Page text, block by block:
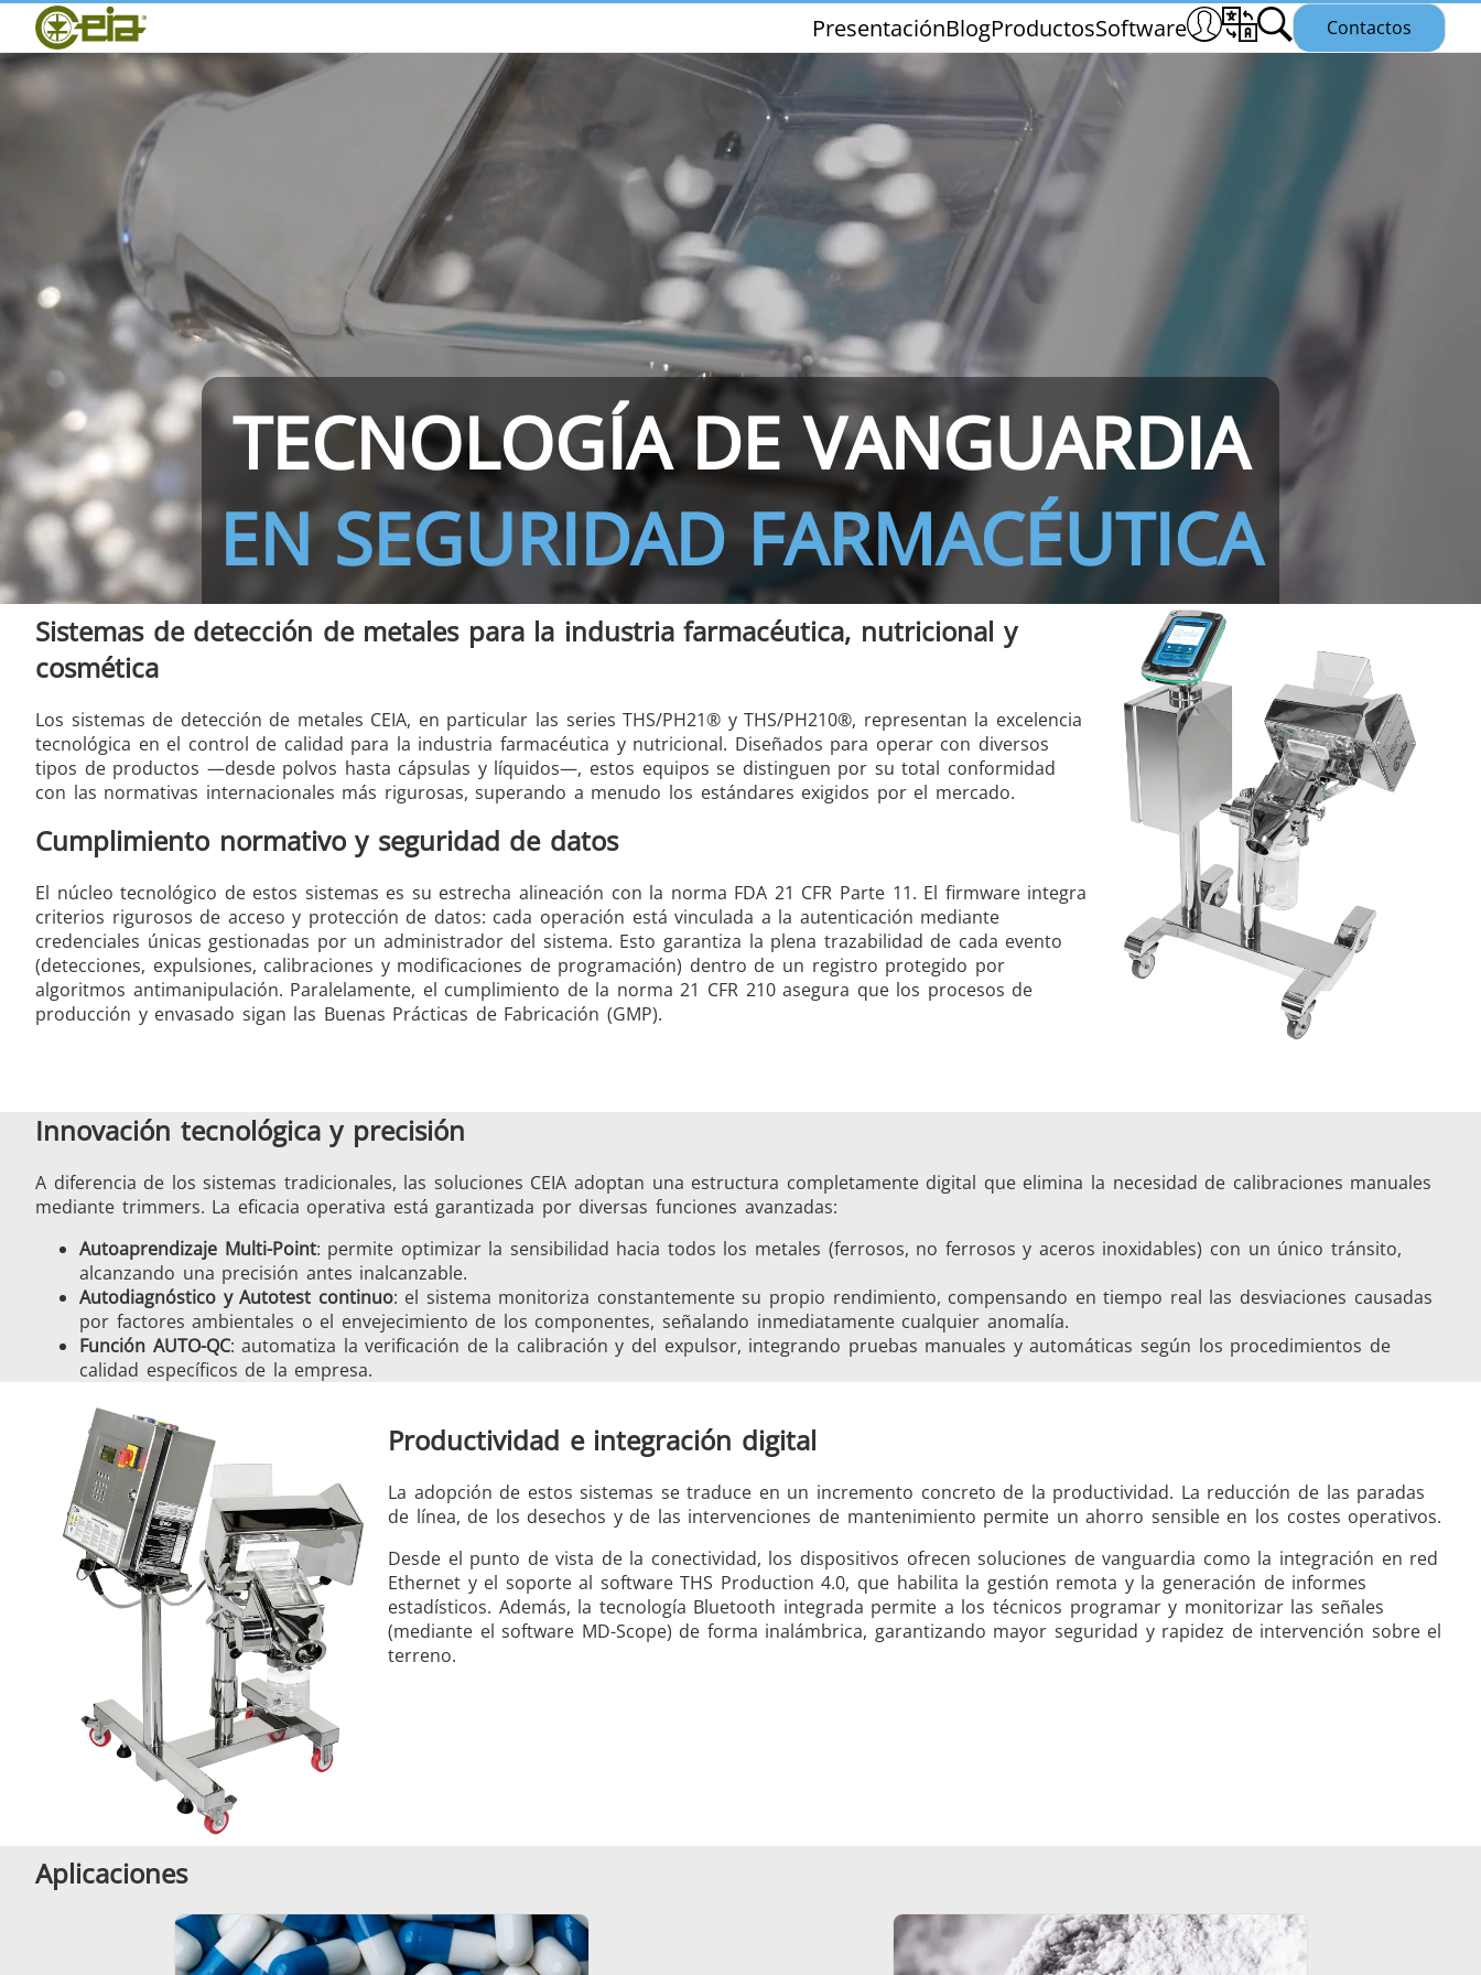
PresentaciónBlogProductosSoftware Contactos
Home
CEIA
Calidad
Ferias y Eventos
THS/PH210 THS/PH210-FFV THS/PH21ET THS/PH21N
THS/PH21N-FB THS/PH21N-FFV THS/PH21N-D25 THS/PLV21
THS/FBB THS/MBB THS/GMS21 THS/G21
THS Production 4.0 MD-SCOPE
TECNOLOGÍA DE VANGUARDIA
EN SEGURIDAD FARMACÉUTICA
Sistemas de detección de metales para la industria farmacéutica, nutricional y
cosmética
Los sistemas de detección de metales CEIA, en particular las series THS/PH21® y THS/PH210®, representan la excelencia
tecnológica en el control de calidad para la industria farmacéutica y nutricional. Diseñados para operar con diversos
tipos de productos —desde polvos hasta cápsulas y líquidos—, estos equipos se distinguen por su total conformidad
con las normativas internacionales más rigurosas, superando a menudo los estándares exigidos por el mercado.
Cumplimiento normativo y seguridad de datos
El núcleo tecnológico de estos sistemas es su estrecha alineación con la norma FDA 21 CFR Parte 11. El firmware integra
criterios rigurosos de acceso y protección de datos: cada operación está vinculada a la autenticación mediante
credenciales únicas gestionadas por un administrador del sistema. Esto garantiza la plena trazabilidad de cada evento
(detecciones, expulsiones, calibraciones y modificaciones de programación) dentro de un registro protegido por
algoritmos antimanipulación. Paralelamente, el cumplimiento de la norma 21 CFR 210 asegura que los procesos de
producción y envasado sigan las Buenas Prácticas de Fabricación (GMP).
Innovación tecnológica y precisión
A diferencia de los sistemas tradicionales, las soluciones CEIA adoptan una estructura completamente digital que elimina la necesidad de calibraciones manuales
mediante trimmers. La eficacia operativa está garantizada por diversas funciones avanzadas:
Autoaprendizaje Multi-Point: permite optimizar la sensibilidad hacia todos los metales (ferrosos, no ferrosos y aceros inoxidables) con un único tránsito,
alcanzando una precisión antes inalcanzable.
Autodiagnóstico y Autotest continuo: el sistema monitoriza constantemente su propio rendimiento, compensando en tiempo real las desviaciones causadas
por factores ambientales o el envejecimiento de los componentes, señalando inmediatamente cualquier anomalía.
Función AUTO-QC: automatiza la verificación de la calibración y del expulsor, integrando pruebas manuales y automáticas según los procedimientos de
calidad específicos de la empresa.
Productividad e integración digital
La adopción de estos sistemas se traduce en un incremento concreto de la productividad. La reducción de las paradas
de línea, de los desechos y de las intervenciones de mantenimiento permite un ahorro sensible en los costes operativos.
Desde el punto de vista de la conectividad, los dispositivos ofrecen soluciones de vanguardia como la integración en red
Ethernet y el soporte al software THS Production 4.0, que habilita la gestión remota y la generación de informes
estadísticos. Además, la tecnología Bluetooth integrada permite a los técnicos programar y monitorizar las señales
(mediante el software MD-Scope) de forma inalámbrica, garantizando mayor seguridad y rapidez de intervención sobre el
terreno.
Aplicaciones